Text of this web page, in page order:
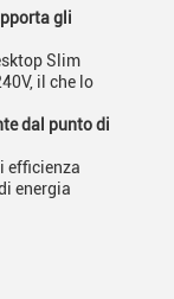
gli
Slim
il che lo
dal punto di
efficienza
energia